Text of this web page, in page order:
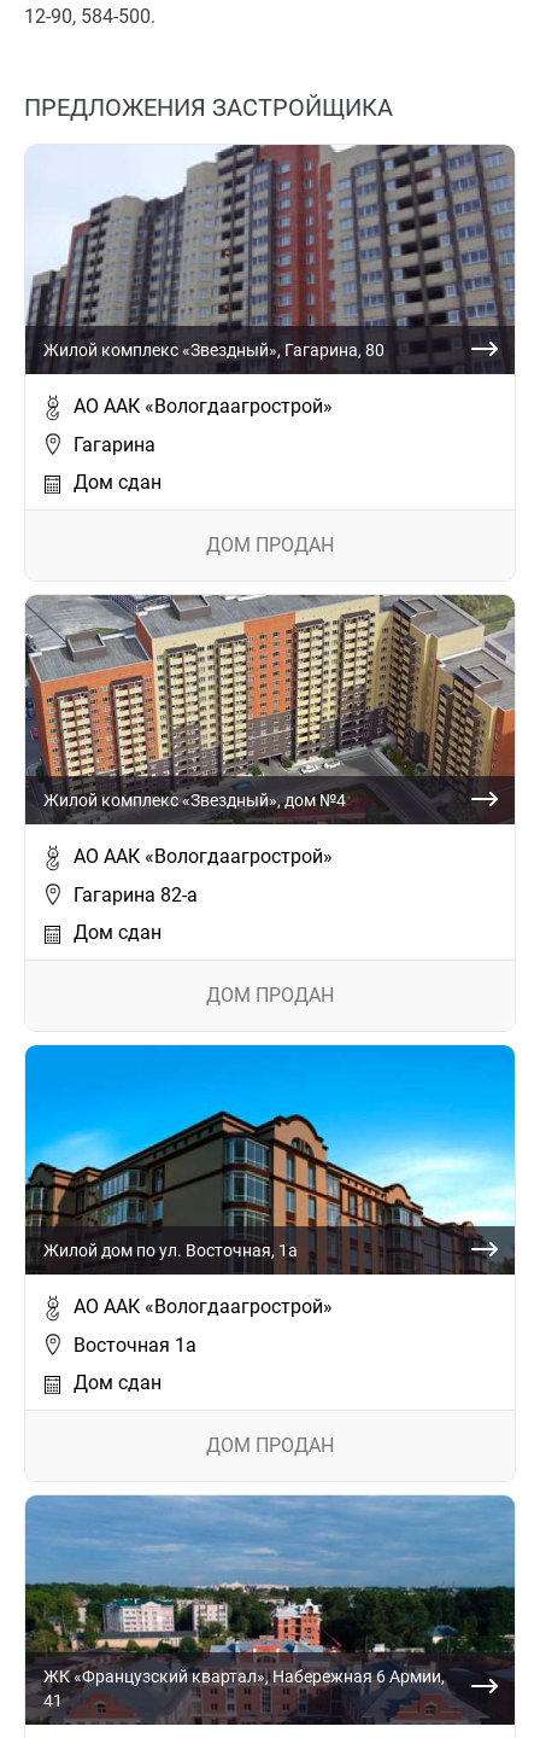
12-90, 584-500.
ПРЕДЛОЖЕНИЯ ЗАСТРОЙЩИКА
Жилой комплекс «Звездный», Гагарина, 80
АО ААК «Вологдаагрострой»
Гагарина
Дом сдан
ДОМ ПРОДАН
Жилой комплекс «Звездный», дом №4
АО ААК «Вологдаагрострой»
Гагарина 82-а
Дом сдан
ДОМ ПРОДАН
Жилой дом по ул. Восточная, 1а
АО ААК «Вологдаагрострой»
Восточная 1а
Дом сдан
ДОМ ПРОДАН
ЖК «Французский квартал», Набережная 6 Армии,
41